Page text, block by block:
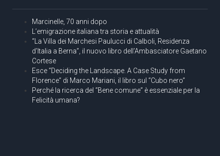
Marcinelle, 70 anni dopo
L’emigrazione italiana tra storia e attualità
“La Villa dei Marchesi Paulucci di Calboli, Residenza
d’Italia a Berna”, il nuovo libro dell’Ambasciatore Gaetano
Cortese
Esce “Deciding the Landscape. A Case Study from
Florence” di Marco Mariani, il libro sul “Cubo nero”
Perché la ricerca del “Bene comune” è essenziale per la
Felicità umana?